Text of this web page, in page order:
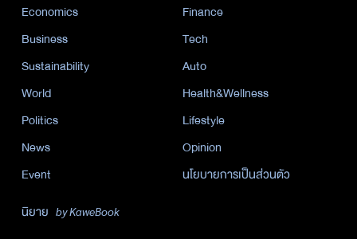
Economics
Finance
Business
Tech
Sustainability
Auto
World
Health&Wellness
Politics
Lifestyle
News
Opinion
Event
นโยบายการเป็นส่วนตัว
นิยาย by KaweBook